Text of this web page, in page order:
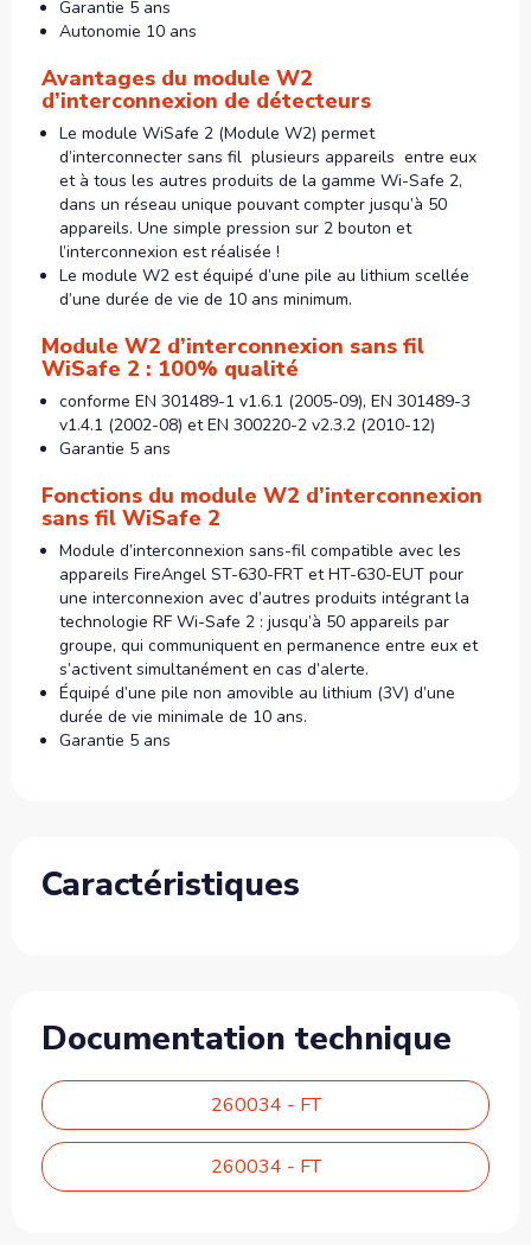
Garantie 5 ans
Autonomie 10 ans
Avantages du module W2
d’interconnexion de détecteurs
Le module WiSafe 2 (Module W2) permet
d’interconnecter sans fil plusieurs appareils entre eux
et à tous les autres produits de la gamme Wi-Safe 2,
dans un réseau unique pouvant compter jusqu’à 50
appareils. Une simple pression sur 2 bouton et
l’interconnexion est réalisée !
Le module W2 est équipé d’une pile au lithium scellée
d’une durée de vie de 10 ans minimum.
Module W2 d’interconnexion sans fil
WiSafe 2 : 100% qualité
conforme EN 301489-1 v1.6.1 (2005-09), EN 301489-3
v1.4.1 (2002-08) et EN 300220-2 v2.3.2 (2010-12)
Garantie 5 ans
Fonctions du module W2 d’interconnexion
sans fil WiSafe 2
Module d’interconnexion sans-fil compatible avec les
appareils FireAngel ST-630-FRT et HT-630-EUT pour
une interconnexion avec d’autres produits intégrant la
technologie RF Wi-Safe 2 : jusqu’à 50 appareils par
groupe, qui communiquent en permanence entre eux et
s’activent simultanément en cas d’alerte.
Équipé d’une pile non amovible au lithium (3V) d’une
durée de vie minimale de 10 ans.
Garantie 5 ans
Caractéristiques
Documentation technique
260034 - FT
260034 - FT